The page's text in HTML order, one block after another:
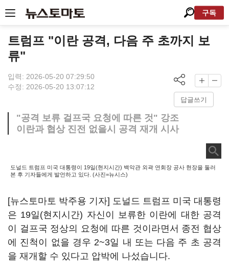
구독
트럼프 "이란 공격, 다음 주 초까지 보
류"
입력: 2026-05-20 07:29:50
수정: 2026-05-20 13:07:12
답글쓰기
"공격 보류 걸프국 요청에 따른 것" 강조
이란과 협상 진전 없을시 공격 재개 시사
도널드 트럼프 미국 대통령이 19일(현지시간) 백악관 외곽 연회장 공사 현장을 둘러
본 후 기자들에게 발언하고 있다. (사진=뉴시스)
[뉴스토마토 박주용 기자] 도널드 트럼프 미국 대통령
은 19일(현지시간) 자신이 보류한 이란에 대한 공격
이 걸프국 정상의 요청에 따른 것이라면서 종전 협상
에 진척이 없을 경우 2~3일 내 또는 다음 주 초 공격
을 재개할 수 있다고 압박에 나섰습니다.